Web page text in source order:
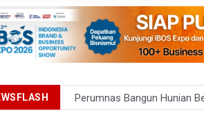
Perumnas Bangun Hunian